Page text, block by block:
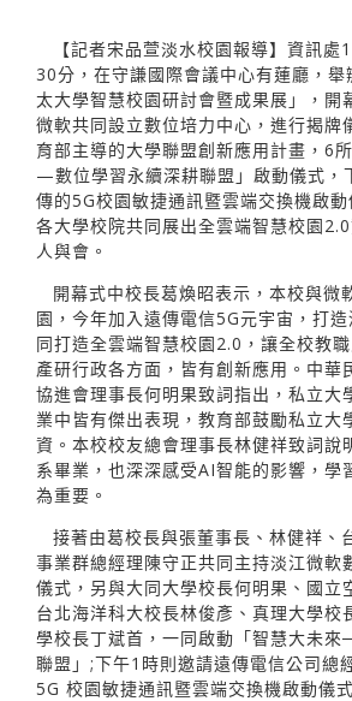
【記者宋品萱淡水校園報導】資訊
30分，在守謙國際會議中心有蓮廳，
太大學智慧校園研討會暨成果展」，開
微軟共同設立數位培力中心，進行揭牌
育部主導的大學聯盟創新應用計畫，6
—數位學習永續深耕聯盟」啟動儀式，
傳的5G校園敏捷通訊暨雲端交換機啟
各大學校院共同展出全雲端智慧校園
人與會。
開幕式中校長葛煥昭表示，本校與微
園，今年加入遠傳電信5G元宇宙，打
同打造全雲端智慧校園2.0，讓全校教
產研行政各方面，皆有創新應用。中華
協進會理事長何明果致詞指出，私立大
業中皆有傑出表現，教育部鼓勵私立大
資。本校校友總會理事長林健祥致詞說
系畢業，也深深感受AI智能的影響，學
為重要。
接著由葛校長與張董事長、林健祥、
事業群總經理陳守正共同主持淡江微軟
儀式，另與大同大學校長何明果、國立
台北海洋科大校長林俊彥、真理大學校
學校長丁斌首，一同啟動「智慧大未來
聯盟」;下午1時則邀請遠傳電信公司總
5G 校園敏捷通訊暨雲端交換機啟動儀式